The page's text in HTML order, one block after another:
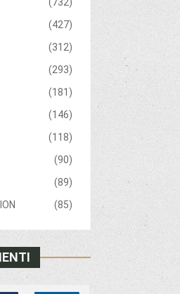
(427)
(312)
(293)
(181)
(146)
(118)
(90)
(89)
(85)